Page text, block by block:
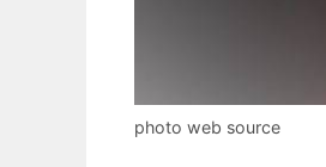
photo web source